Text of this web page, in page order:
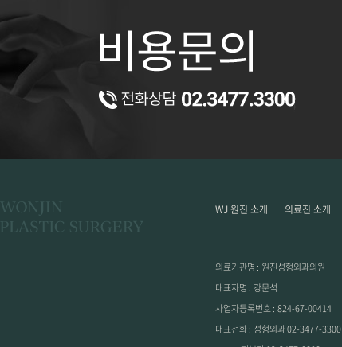
WJ 원진 소개 의료진 소개
의료기관명 : 원진성형외과의원
대표자명 : 강문석
사업자등록번호 : 824-67-00414
대표전화 : 성형외과02-3477-3300